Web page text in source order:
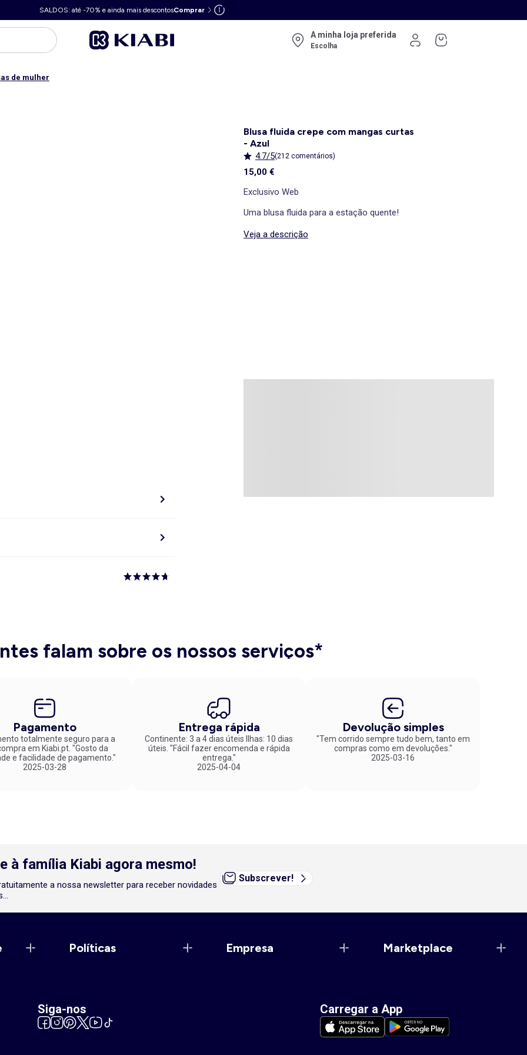
SALDOS: até -70% e ainda mais descontosComprar
A minha loja preferida
Escolha
de mulher
Blusa fluida crepe com mangas curtas
- Azul
4.7/5(212 comentários)
15,00 €
Exclusivo Web
Uma blusa fluida para a estação quente!
Veja a descrição
falam sobre os nossos serviços*
Pagamento
totalmente seguro para a
em Kiabi.pt. "Gosto da
e facilidade de pagamento."
2025-03-28
Entrega rápida
Continente: 3 a 4 dias úteis Ilhas: 10 dias
úteis. "Fácil fazer encomenda e rápida
entrega."
2025-04-04
Devolução simples
"Tem corrido sempre tudo bem, tanto em
compras como em devoluções."
2025-03-16
à família Kiabi agora mesmo!
a nossa newsletter para receber novidades
Subscrever!
Políticas Empresa Marketplace
Siga-nos Carregar a App